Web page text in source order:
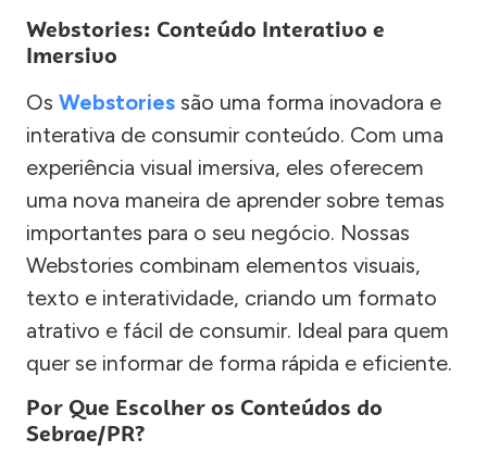
Webstories: Conteúdo Interativo e
Imersivo
Os Webstories são uma forma inovadora e
interativa de consumir conteúdo. Com uma
experiência visual imersiva, eles oferecem
uma nova maneira de aprender sobre temas
importantes para o seu negócio. Nossas
Webstories combinam elementos visuais,
texto e interatividade, criando um formato
atrativo e fácil de consumir. Ideal para quem
quer se informar de forma rápida e eficiente.
Por Que Escolher os Conteúdos do
Sebrae/PR?